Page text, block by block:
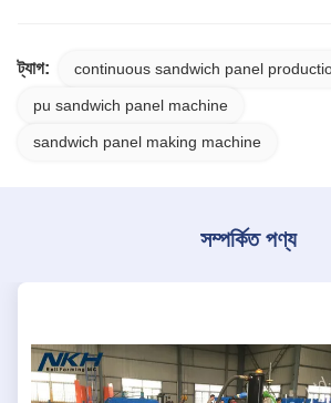
ট্যাগ: continuous sandwich panel
pu sandwich panel machine
sandwich panel making machine
সম্পর্কিত পণ্য